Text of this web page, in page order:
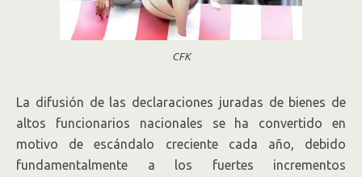
CFK
La difusión de las declaraciones juradas de bienes de
altos funcionarios nacionales se ha convertido en
motivo de escándalo creciente cada año, debido
fundamentalmente a los fuertes incrementos